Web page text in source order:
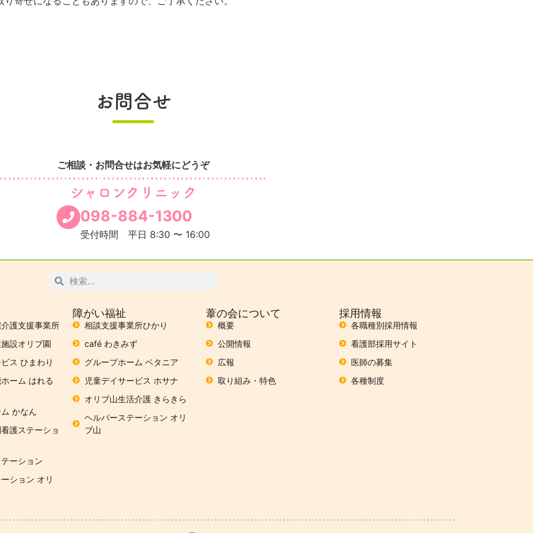
お問合せ
ご相談・お問合せはお気軽にどうぞ
シャロンクリニック
098-884-1300
受付時間 平日 8:30 〜 16:00
護支援事業所
設オリブ園
ス ひまわり
ーム はれる
かなん
護ステーショ
ーション
ション オリ
障がい福祉
相談支援事業所ひかり
café わきみず
グループホーム ベタニア
児童デイサービス ホサナ
オリブ山生活介護 きらきら
ヘルパーステーション オリ
ブ山
葦の会について
概要
公開情報
広報
取り組み・特色
採用情報
各職種別採用情報
看護部採用サイト
医師の募集
各種制度